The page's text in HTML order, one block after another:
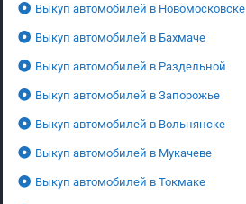
Выкуп автомобилей в Новомосковске
Выкуп автомобилей в Бахмаче
Выкуп автомобилей в Раздельной
Выкуп автомобилей в Запорожье
Выкуп автомобилей в Вольнянске
Выкуп автомобилей в Мукачеве
Выкуп автомобилей в Токмаке